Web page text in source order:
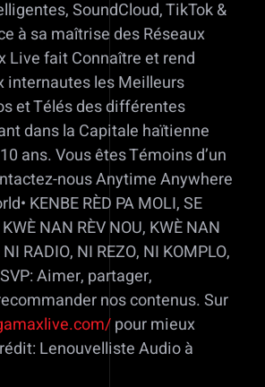
SoundCloud, TikTok &
à sa maîtrise des Réseaux
Live fait Connaître et rend
internautes les Meilleurs
et Télés des différentes
dans la Capitale haïtienne
ans. Vous êtes Témoins d’un
nous Anytime Anywhere
KENBE RÈD PA MOLI, SE
NAN RÈV NOU, KWÈ NAN
RADIO, NI REZO, NI KOMPLO,
Aimer, partager,
nos contenus. Sur
pour mieux
Lenouvelliste Audio à